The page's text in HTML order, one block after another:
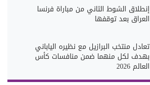
إنطلاق الشوط الثاني من مباراة فرنسا
العراق بعد توقفها
تعادل منتخب البرازيل مع نظيره الياباني
بهدف لكل منهما ضمن منافسات كأس
العالم 2026